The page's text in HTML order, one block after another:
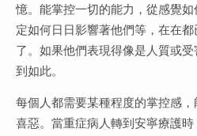
憶。能掌控一切的能力，從感覺
定如何日日影響著他們等，在在
了。如果他們表現得像是人質或
到如此。
每個人都需要某種程度的掌控感
喜惡。當重症病人轉到安寧療護